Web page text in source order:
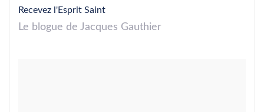
Recevez l'Esprit Saint
Le blogue de Jacques Gauthier